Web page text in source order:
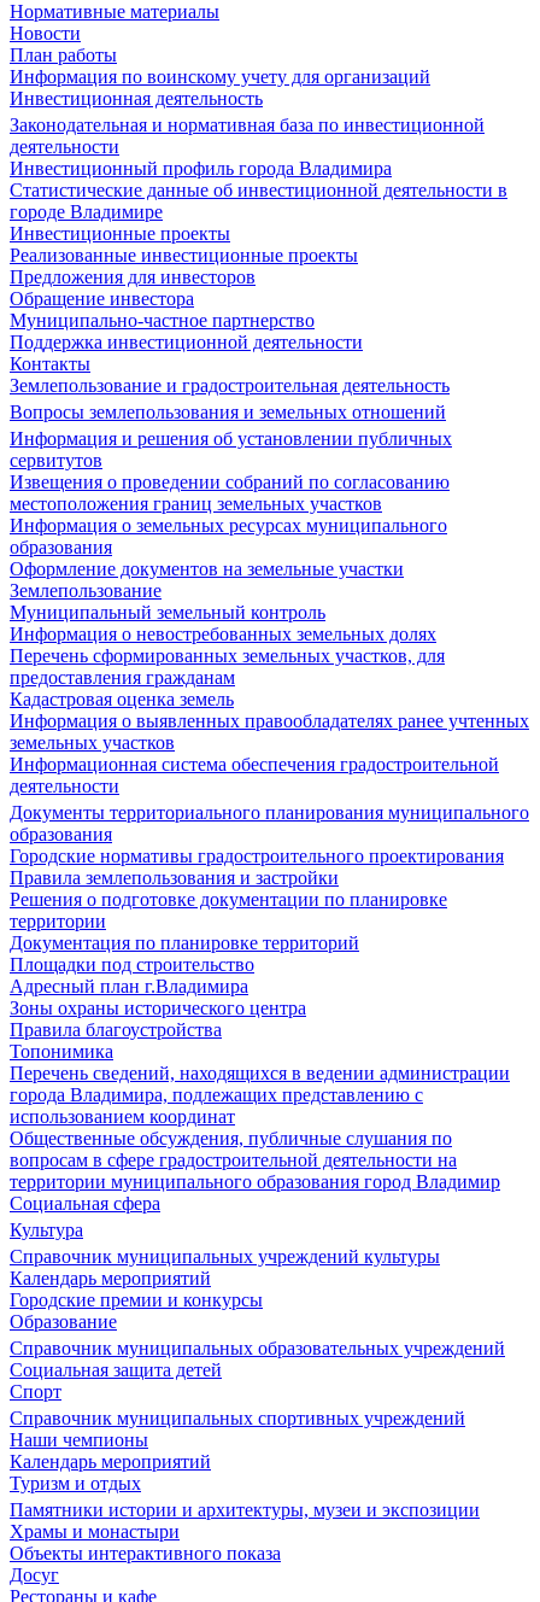
Нормативные материалы
Новости
План работы
Информация по воинскому учету для организаций
Инвестиционная деятельность
Законодательная и нормативная база по инвестиционной
деятельности
Инвестиционный профиль города Владимира
Статистические данные об инвестиционной деятельности в
городе Владимире
Инвестиционные проекты
Реализованные инвестиционные проекты
Предложения для инвесторов
Обращение инвестора
Муниципально-частное партнерство
Поддержка инвестиционной деятельности
Контакты
Землепользование и градостроительная деятельность
Вопросы землепользования и земельных отношений
Информация и решения об установлении публичных
сервитутов
Извещения о проведении собраний по согласованию
местоположения границ земельных участков
Информация о земельных ресурсах муниципального
образования
Оформление документов на земельные участки
Землепользование
Муниципальный земельный контроль
Информация о невостребованных земельных долях
Перечень сформированных земельных участков, для
предоставления гражданам
Кадастровая оценка земель
Информация о выявленных правообладателях ранее учтенных
земельных участков
Информационная система обеспечения градостроительной
деятельности
Документы территориального планирования муниципального
образования
Городские нормативы градостроительного проектирования
Правила землепользования и застройки
Решения о подготовке документации по планировке
территории
Документация по планировке территорий
Площадки под строительство
Адресный план г.Владимира
Зоны охраны исторического центра
Правила благоустройства
Топонимика
Перечень сведений, находящихся в ведении администрации
города Владимира, подлежащих представлению с
использованием координат
Общественные обсуждения, публичные слушания по
вопросам в сфере градостроительной деятельности на
территории муниципального образования город Владимир
Социальная сфера
Культура
Справочник муниципальных учреждений культуры
Календарь мероприятий
Городские премии и конкурсы
Образование
Справочник муниципальных образовательных учреждений
Социальная защита детей
Спорт
Справочник муниципальных спортивных учреждений
Наши чемпионы
Календарь мероприятий
Туризм и отдых
Памятники истории и архитектуры, музеи и экспозиции
Храмы и монастыри
Объекты интерактивного показа
Досуг
Рестораны и кафе